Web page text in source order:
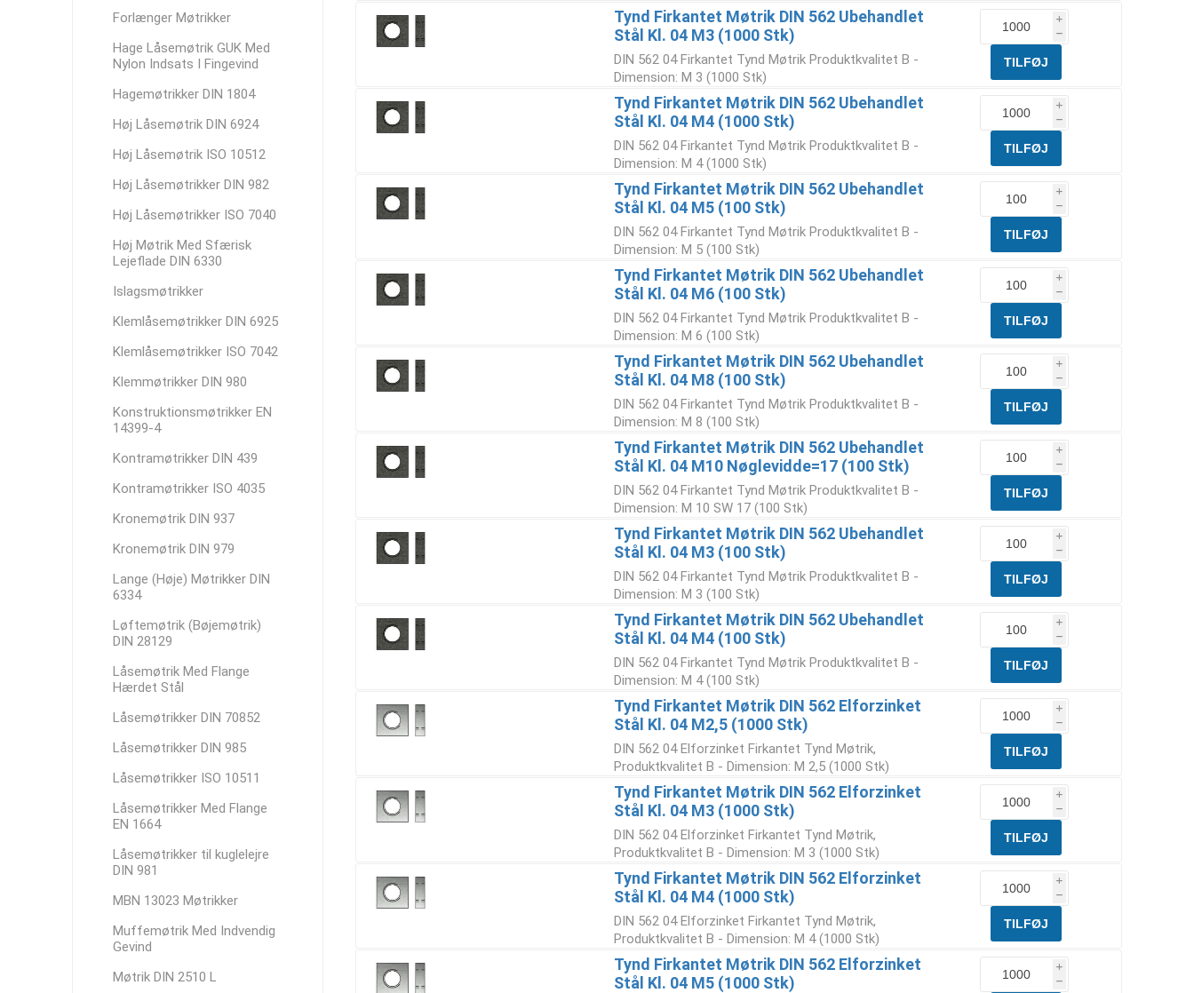
Tynd Firkantet Møtrik DIN 562 Ubehandlet
Stål Kl. 04 M3 (1000 Stk)
DIN 562 04 Firkantet Tynd Møtrik Produktkvalitet B -
Dimension: M 3 (1000 Stk)
i
h
Tynd Firkantet Møtrik DIN 562 Ubehandlet
Stål Kl. 04 M4 (1000 Stk)
DIN 562 04 Firkantet Tynd Møtrik Produktkvalitet B -
Dimension: M 4 (1000 Stk)
i
h
Tynd Firkantet Møtrik DIN 562 Ubehandlet
Stål Kl. 04 M5 (100 Stk)
DIN 562 04 Firkantet Tynd Møtrik Produktkvalitet B -
Dimension: M 5 (100 Stk)
i
h
Tynd Firkantet Møtrik DIN 562 Ubehandlet
Stål Kl. 04 M6 (100 Stk)
DIN 562 04 Firkantet Tynd Møtrik Produktkvalitet B -
Dimension: M 6 (100 Stk)
i
h
Tynd Firkantet Møtrik DIN 562 Ubehandlet
Stål Kl. 04 M8 (100 Stk)
DIN 562 04 Firkantet Tynd Møtrik Produktkvalitet B -
Dimension: M 8 (100 Stk)
i
h
Tynd Firkantet Møtrik DIN 562 Ubehandlet
Stål Kl. 04 M10 Nøglevidde=17 (100 Stk)
DIN 562 04 Firkantet Tynd Møtrik Produktkvalitet B -
Dimension: M 10 SW 17 (100 Stk)
i
h
Tynd Firkantet Møtrik DIN 562 Ubehandlet
Stål Kl. 04 M3 (100 Stk)
DIN 562 04 Firkantet Tynd Møtrik Produktkvalitet B -
Dimension: M 3 (100 Stk)
i
h
Tynd Firkantet Møtrik DIN 562 Ubehandlet
Stål Kl. 04 M4 (100 Stk)
DIN 562 04 Firkantet Tynd Møtrik Produktkvalitet B -
Dimension: M 4 (100 Stk)
i
h
Tynd Firkantet Møtrik DIN 562 Elforzinket
Stål Kl. 04 M2,5 (1000 Stk)
DIN 562 04 Elforzinket Firkantet Tynd Møtrik,
Produktkvalitet B - Dimension: M 2,5 (1000 Stk)
i
h
Tynd Firkantet Møtrik DIN 562 Elforzinket
Stål Kl. 04 M3 (1000 Stk)
DIN 562 04 Elforzinket Firkantet Tynd Møtrik,
Produktkvalitet B - Dimension: M 3 (1000 Stk)
i
h
Tynd Firkantet Møtrik DIN 562 Elforzinket
Stål Kl. 04 M4 (1000 Stk)
DIN 562 04 Elforzinket Firkantet Tynd Møtrik,
Produktkvalitet B - Dimension: M 4 (1000 Stk)
i
h
Tynd Firkantet Møtrik DIN 562 Elforzinket
Stål Kl. 04 M5 (1000 Stk)
i
h
Forlænger Møtrikker
Hage Låsemøtrik GUK Med
Nylon Indsats I Fingevind
Hagemøtrikker DIN 1804
Høj Låsemøtrik DIN 6924
Høj Låsemøtrik ISO 10512
Høj Låsemøtrikker DIN 982
Høj Låsemøtrikker ISO 7040
Høj Møtrik Med Sfærisk
Lejeflade DIN 6330
Islagsmøtrikker
Klemlåsemøtrikker DIN 6925
Klemlåsemøtrikker ISO 7042
Klemmøtrikker DIN 980
Konstruktionsmøtrikker EN
14399-4
Kontramøtrikker DIN 439
Kontramøtrikker ISO 4035
Kronemøtrik DIN 937
Kronemøtrik DIN 979
Lange (Høje) Møtrikker DIN
6334
Løftemøtrik (Bøjemøtrik)
DIN 28129
Låsemøtrik Med Flange
Hærdet Stål
Låsemøtrikker DIN 70852
Låsemøtrikker DIN 985
Låsemøtrikker ISO 10511
Låsemøtrikker Med Flange
EN 1664
Låsemøtrikker til kuglelejre
DIN 981
MBN 13023 Møtrikker
Muffemøtrik Med Indvendig
Gevind
Møtrik DIN 2510 L